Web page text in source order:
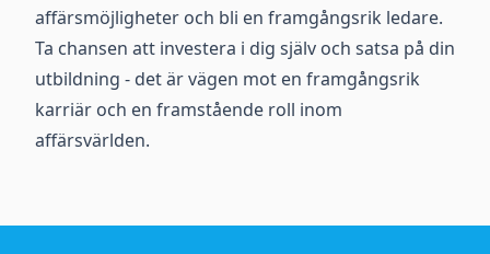
affärsmöjligheter och bli en framgångsrik ledare.
Ta chansen att investera i dig själv och satsa på din
utbildning - det är vägen mot en framgångsrik
karriär och en framstående roll inom
affärsvärlden.